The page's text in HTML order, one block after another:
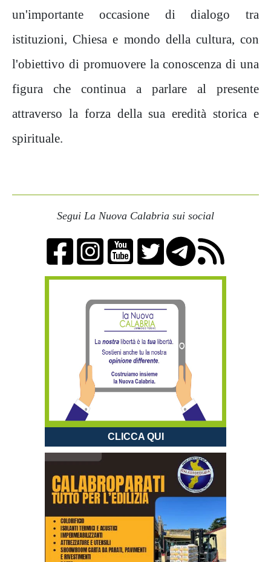
un'importante occasione di dialogo tra
istituzioni, Chiesa e mondo della cultura, con
l'obiettivo di promuovere la conoscenza di una
figura che continua a parlare al presente
attraverso la forza della sua eredità storica e
spirituale.
Segui La Nuova Calabria sui social
CLICCA QUI